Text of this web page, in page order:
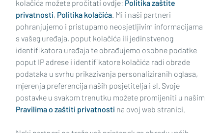
1995. godine?
Impressum Uvjeti korištenja Politika privatnosti
Politika kolačića Kontakt Pritužbe Suradnici
kolačića možete pročitati ovdje: Politika zaštite
privatnosti, Politika kolačića. Mi i naši partneri
pohranjujemo i pristupamo neosjetljivim informacijama
s vašeg uređaja, poput kolačića ili jedinstvenog
identifikatora uređaja te obrađujemo osobne podatke
poput IP adrese i identifikatore kolačića radi obrade
podataka u svrhu prikazivanja personaliziranih oglasa,
mjerenja preferencija naših posjetitelja i sl. Svoje
postavke u svakom trenutku možete promijeniti u našim
Pravilima o zaštiti privatnosti na ovoj web stranici.